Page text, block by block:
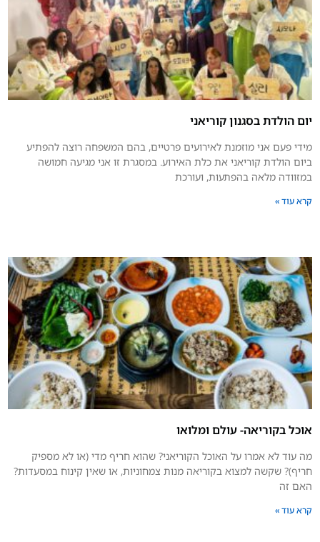
יום הולדת בסגנון קוריאני
מידי פעם אני מוזמנת לאירועים פרטיים, בהם המשפחה רוצה להפתיע
ביום הולדת קוריאני את כלת האירוע. במסגרת זו אני מגיעה חמושה
במזוודה מלאה בהפתעות, ועורכת
קרא עוד »
אוכל בקוריאה- עולם ומלואו
מה עוד לא אמרו על האוכל הקוריאני? שהוא חריף מדי (או לא מספיק
חריף)? שקשה למצוא בקוריאה מנות צמחוניות, או שאין קינוח במסעדות?
האם זה
קרא עוד »